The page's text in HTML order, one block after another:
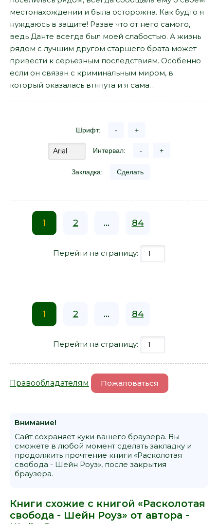
местонахождении и была осторожна. Как будто я
нуждаюсь в защите! Разве что от него самого,
ведь Данте всегда был моей слабостью. А жизнь
рядом с лучшим другом старшего брата может
привести к серьезным последствиям. Особенно
если он связан с криминальным миром, в
который оказалась втянута и я сама…
Шрифт: - +
Интервал: - +
Закладка: Сделать
1 2 ... 84
Перейти на страницу:
1 2 ... 84
Перейти на страницу:
Правообладателям Пожаловаться
Внимание!
Сайт сохраняет куки вашего браузера. Вы
сможете в любой момент сделать закладку и
продолжить прочтение книги «Расколотая
свобода - Шейн Роуз», после закрытия
браузера.
Книги схожие с книгой «Расколотая
свобода - Шейн Роуз» от автора -